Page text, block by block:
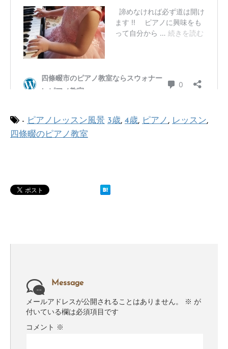
- ピアノレッスン風景 3歳, 4歳, ピアノ , レッスン,
四條畷のピアノ教室
Message
メールアドレスが公開されることはありません。 ※ が
付いている欄は必須項目です
コメント ※